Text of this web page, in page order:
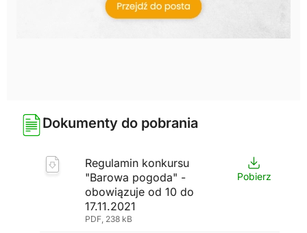
Dokumenty do pobrania
Regulamin konkursu
"Barowa pogoda" -
obowiązuje od 10 do
17.11.2021
PDF, 238 kB
Pobierz